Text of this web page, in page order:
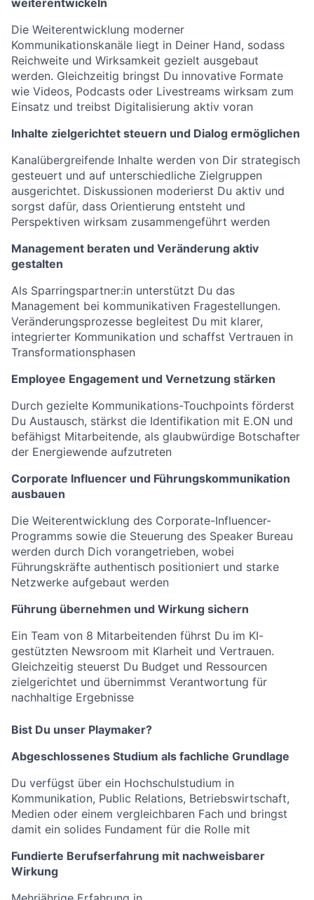
weiterentwickeln
Die Weiterentwicklung moderner
Kommunikationskanäle liegt in Deiner Hand, sodass
Reichweite und Wirksamkeit gezielt ausgebaut
werden. Gleichzeitig bringst Du innovative Formate
wie Videos, Podcasts oder Livestreams wirksam zum
Einsatz und treibst Digitalisierung aktiv voran
Inhalte zielgerichtet steuern und Dialog ermöglichen
Kanalübergreifende Inhalte werden von Dir strategisch
gesteuert und auf unterschiedliche Zielgruppen
ausgerichtet. Diskussionen moderierst Du aktiv und
sorgst dafür, dass Orientierung entsteht und
Perspektiven wirksam zusammengeführt werden
Management beraten und Veränderung aktiv
gestalten
Als Sparringspartner:in unterstützt Du das
Management bei kommunikativen Fragestellungen.
Veränderungsprozesse begleitest Du mit klarer,
integrierter Kommunikation und schaffst Vertrauen in
Transformationsphasen
Employee Engagement und Vernetzung stärken
Durch gezielte Kommunikations-Touchpoints förderst
Du Austausch, stärkst die Identifikation mit E.ON und
befähigst Mitarbeitende, als glaubwürdige Botschafter
der Energiewende aufzutreten
Corporate Influencer und Führungskommunikation
ausbauen
Die Weiterentwicklung des Corporate-Influencer-
Programms sowie die Steuerung des Speaker Bureau
werden durch Dich vorangetrieben, wobei
Führungskräfte authentisch positioniert und starke
Netzwerke aufgebaut werden
Führung übernehmen und Wirkung sichern
Ein Team von 8 Mitarbeitenden führst Du im KI-
gestützten Newsroom mit Klarheit und Vertrauen.
Gleichzeitig steuerst Du Budget und Ressourcen
zielgerichtet und übernimmst Verantwortung für
nachhaltige Ergebnisse
Bist Du unser Playmaker?
Abgeschlossenes Studium als fachliche Grundlage
Du verfügst über ein Hochschulstudium in
Kommunikation, Public Relations, Betriebswirtschaft,
Medien oder einem vergleichbaren Fach und bringst
damit ein solides Fundament für die Rolle mit
Fundierte Berufserfahrung mit nachweisbarer
Wirkung